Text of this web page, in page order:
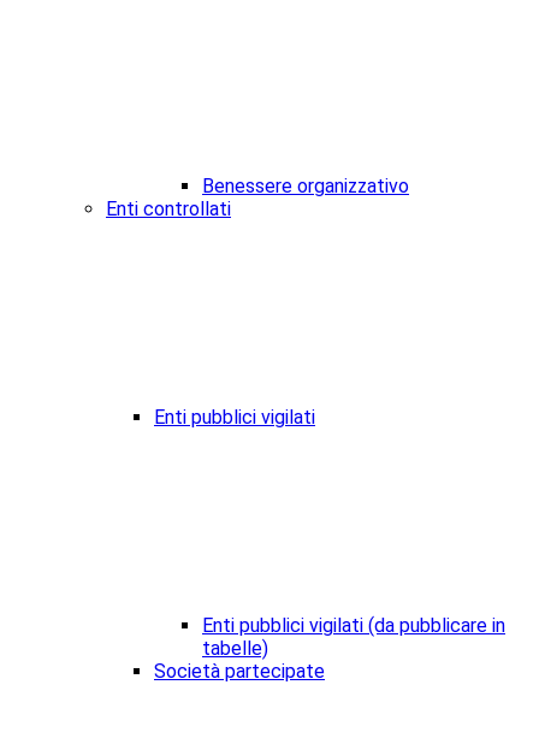
Benessere organizzativo
Enti controllati
Enti pubblici vigilati
Enti pubblici vigilati (da pubblicare in
tabelle)
Società partecipate